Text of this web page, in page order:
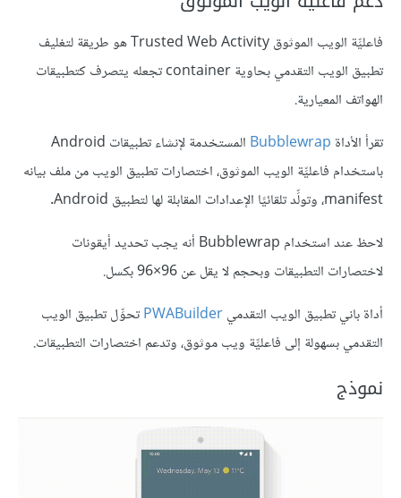
فاعليِّة الويب الموثوق Trusted Web Activity هو طريقة لتغليف
تطبيق الويب التقدمي بحاوية container تجعله يتصرف كتطبيقات
الهواتف المعيارية.
تقرأ الأداة Bubblewrap
المستخدمة لإنشاء تطبيقات Android
باستخدام فاعليِّة الويب الموثوق، اختصارات تطبيق الويب من ملف بيانه
manifest، وتولِّد تلقائيًا الإعدادات المقابلة لها لتطبيق Android.
لاحظ عند استخدام Bubblewrap أنه يجب تحديد أيقونات
لاختصارات التطبيقات وبحجم لا يقل عن 96×96 بكسل.
أداة باني تطبيق الويب التقدميPWABuilderتحوِّل تطبيق الويب
التقدمي بسهولة إلى فاعليِّة ويب موثوق، وتدعم اختصارات التطبيقات.
نموذج